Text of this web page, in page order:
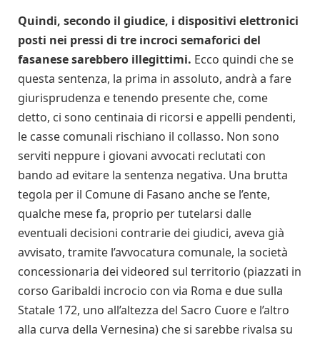
Quindi, secondo il giudice, i dispositivi elettronici
posti nei pressi di tre incroci semaforici del
fasanese sarebbero illegittimi. Ecco quindi che se
questa sentenza, la prima in assoluto, andrà a fare
giurisprudenza e tenendo presente che, come
detto, ci sono centinaia di ricorsi e appelli pendenti,
le casse comunali rischiano il collasso. Non sono
serviti neppure i giovani avvocati reclutati con
bando ad evitare la sentenza negativa. Una brutta
tegola per il Comune di Fasano anche se l’ente,
qualche mese fa, proprio per tutelarsi dalle
eventuali decisioni contrarie dei giudici, aveva già
avvisato, tramite l’avvocatura comunale, la società
concessionaria dei videored sul territorio (piazzati in
corso Garibaldi incrocio con via Roma e due sulla
Statale 172, uno all’altezza del Sacro Cuore e l’altro
alla curva della Vernesina) che si sarebbe rivalsa su